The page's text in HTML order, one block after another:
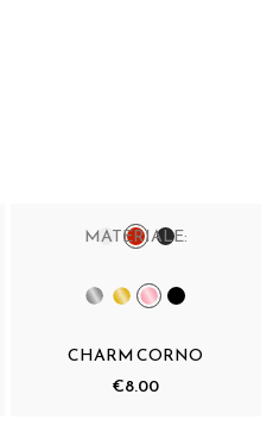
MATERIALE:
CHARM CORNO
€8.00